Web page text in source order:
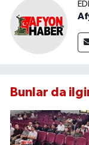
Bunlar da